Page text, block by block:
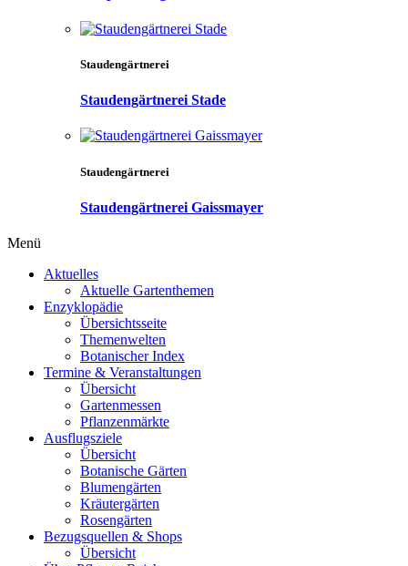
Staudengärtnerei
Staudengärtnerei Stade
Staudengärtnerei
Staudengärtnerei Gaissmayer
Menü
Aktuelles
Aktuelle Gartenthemen
Enzyklopädie
Übersichtsseite
Themenwelten
Botanischer Index
Termine & Veranstaltungen
Übersicht
Gartenmessen
Pflanzenmärkte
Ausflugsziele
Übersicht
Botanische Gärten
Blumengärten
Kräutergärten
Rosengärten
Bezugsquellen & Shops
Übersicht